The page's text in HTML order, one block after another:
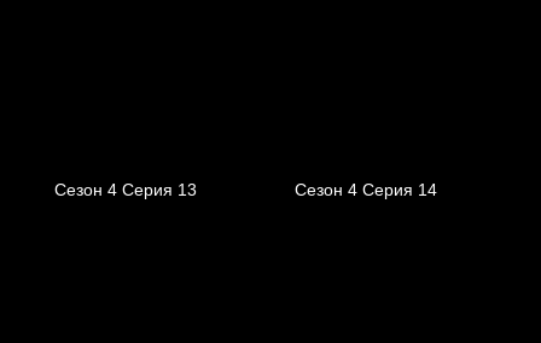
Сезон 4 Серия 13 Сезон 4 Серия 14